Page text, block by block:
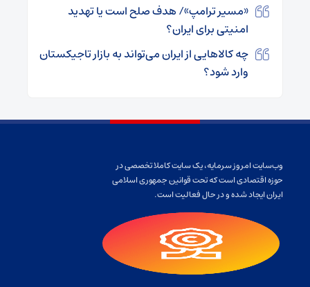
«مسیر ترامپ»/ هدف صلح است یا تهدید
امنیتی برای ایران؟
چه کالاهایی از ایران می‌تواند به بازار تاجیکستان
وارد شود؟
وب‌سایت امروز سرمایه، یک سایت کاملا تخصصی در
حوزه اقتصادی است که تحت قوانین جمهوری اسلامی
ایران ایجاد شده و در حال فعالیت است.